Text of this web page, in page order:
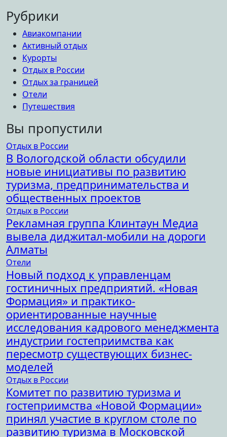
Рубрики
Авиакомпании
Активный отдых
Курорты
Отдых в России
Отдых за границей
Отели
Путешествия
Вы пропустили
Отдых в России
В Вологодской области обсудили
новые инициативы по развитию
туризма, предпринимательства и
общественных проектов
Отдых в России
Рекламная группа Клинтаун Медиа
вывела диджитал-мобили на дороги
Алматы
Отели
Новый подход к управленцам
гостиничных предприятий. «Новая
Формация» и практико-
ориентированные научные
исследования кадрового менеджмента
индустрии гостеприимства как
пересмотр существующих бизнес-
моделей
Отдых в России
Комитет по развитию туризма и
гостеприимства «Новой Формации»
принял участие в круглом столе по
развитию туризма в Московской